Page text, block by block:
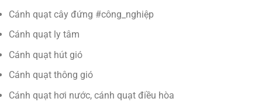
Cánh quạt cây đứng #công_nghiệp
Cánh quạt ly tâm
Cánh quạt hút gió
Cánh quạt thông gió
Cánh quạt hơi nước, cánh quạt điều hòa